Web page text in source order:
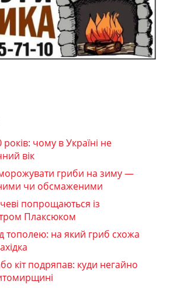
років: чому в Україні не
вік
гриби на зиму —
чи обсмаженими
попрощаються із
Плаксюком
тополею: на який гриб схожа
кіт подряпав: куди негайно